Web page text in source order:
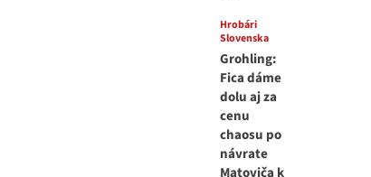
Hrobári
Slovenska
Grohling:
Fica dáme
dolu aj za
cenu
chaosu po
návrate
Matoviča k